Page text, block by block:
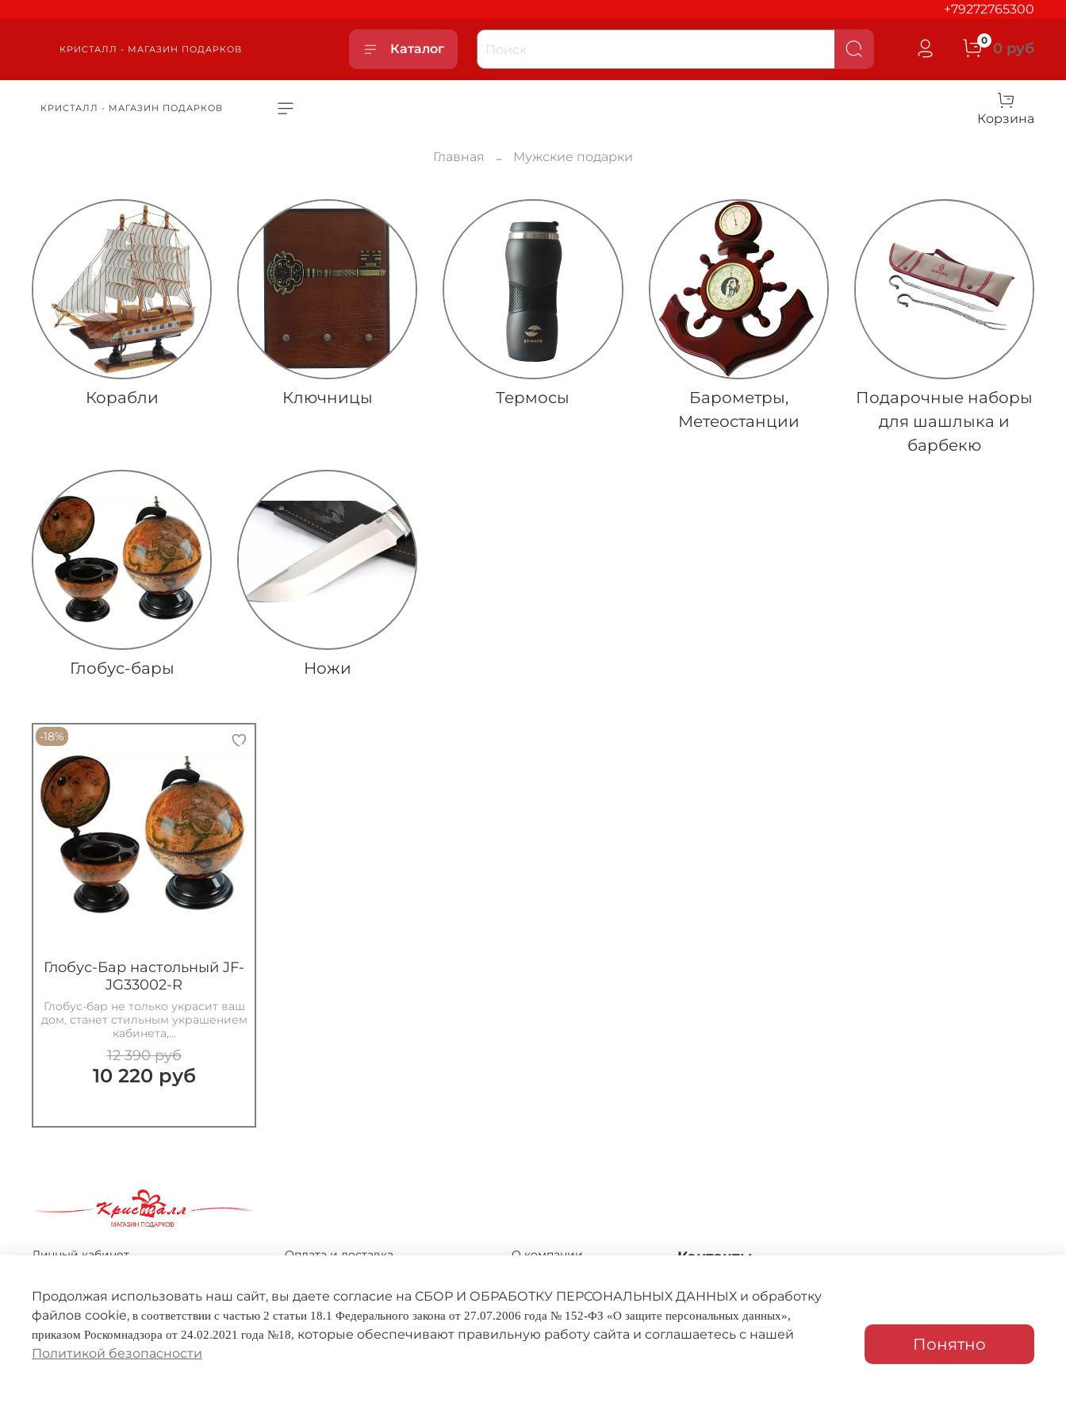
+79272765300
КРИСТАЛЛ - МАГАЗИН ПОДАРКОВ Каталог
0 0 руб
КРИСТАЛЛ - МАГАЗИН ПОДАРКОВ
Корзина
Главная Мужские подарки
Корабли Ключницы Термосы
Барометры,
Метеостанции
Подарочные наборы
для шашлыка и
барбекю
Глобус-бары Ножи
-18%
Глобус-Бар настольный JF-
JG33002-R
Глобус-бар не только украсит ваш
дом, станет стильным украшением
кабинета,...
12 390 руб
10 220 руб
Личный кабинет
Политика конфиденциальности
Оплата и доставка
Реквизиты
О компании
Контакты
+7 927 276-53-00
Продолжая использовать наш сайт, вы даете согласие на СБОР И ОБРАБОТКУ ПЕРСОНАЛЬНЫХ ДАННЫХ и обработку
файлов cookie, в соответствии с частью 2 статьи 18.1 Федерального закона от 27.07.2006 года № 152-ФЗ «О защите персональных данных»,
приказом Роскомнадзора от 24.02.2021 года №18, которые обеспечивают правильную работу сайта и соглашаетесь с нашей
Политикой безопасности
Понятно